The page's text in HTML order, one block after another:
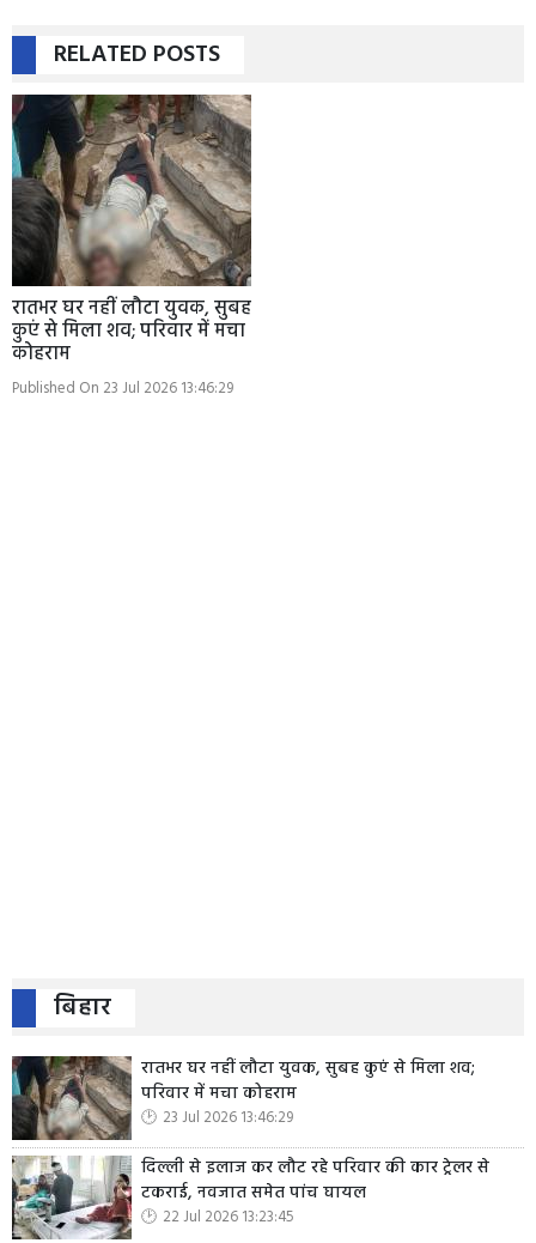
RELATED POSTS
रातभर घर नहीं लौटा युवक, सुबह
कुएं से मिला शव; परिवार में मचा
कोहराम
Published On 23 Jul 2026 13:46:29
बिहार
रातभर घर नहीं लौटा युवक, सुबह कुएं से मिला शव;
परिवार में मचा कोहराम
23 Jul 2026 13:46:29
दिल्ली से इलाज कर लौट रहे परिवार की कार ट्रेलर से
टकराई, नवजात समेत पांच घायल
22 Jul 2026 13:23:45